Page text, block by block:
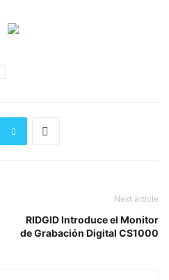
Next article
RIDGID Introduce el Monitor
de Grabación Digital CS1000